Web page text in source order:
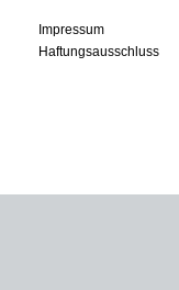
Impressum
Haftungsausschluss